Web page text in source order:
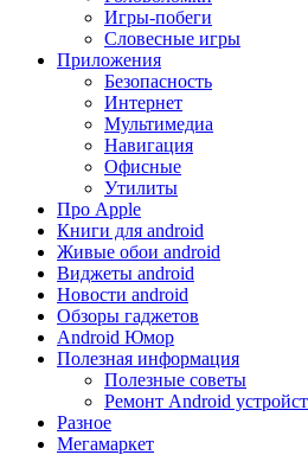
Игры-побеги
Словесные игры
Приложения
Безопасность
Интернет
Мультимедиа
Навигация
Офисные
Утилиты
Про Apple
Книги для android
Живые обои android
Виджеты android
Новости android
Обзоры гаджетов
Android Юмор
Полезная информация
Полезные советы
Ремонт Android
Разное
Мегамаркет